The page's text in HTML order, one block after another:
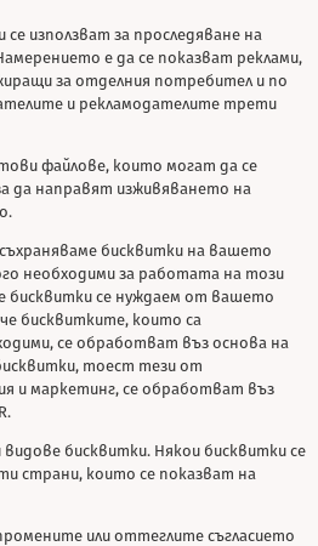
използват за проследяване на
е да се показват реклами,
за отделния потребител и по
и рекламодателите трети
файлове, които могат да се
да направят изживяването на
бисквитки на вашето
необходими за работата на този
бисквитки се нуждаем от вашето
бисквитките, които са
се обработват въз основа на
тоест тези от
и маркетинг, се обработват въз
видове бисквитки. Някои бисквитки се
страни, които се показват на
или оттеглите съгласието